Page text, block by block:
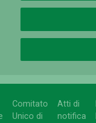
Comitato
Unico di
Atti di
notifica